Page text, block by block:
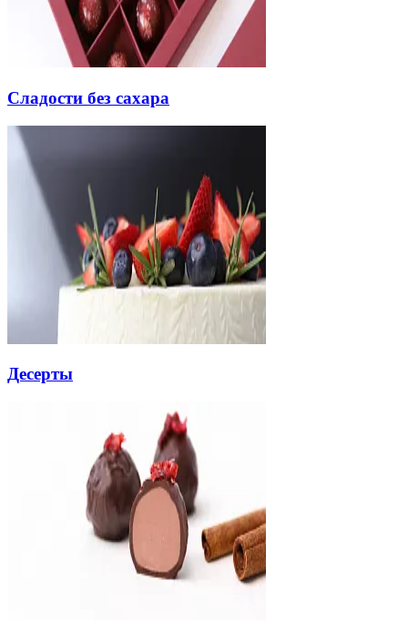
Сладости без сахара
Десерты